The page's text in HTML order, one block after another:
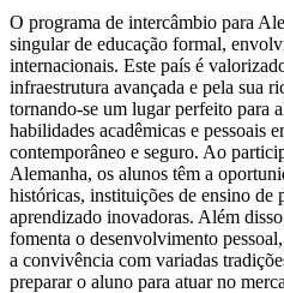
O programa de intercâmbio para
singular de educação formal,
internacionais. Este país é
infraestrutura avançada e pela sua
tornando-se um lugar perfeito para
habilidades acadêmicas e pessoais
contemporâneo e seguro. Ao
Alemanha, os alunos têm a
históricas, instituições de ensino de
aprendizado inovadoras. Além
fomenta o desenvolvimento
a convivência com variadas
preparar o aluno para atuar no